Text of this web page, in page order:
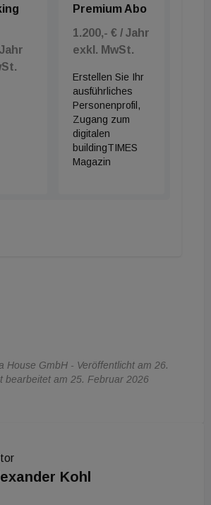
Premium Abo
1.200,- € / Jahr
exkl. MwSt.
Erstellen Sie Ihr
ausführliches
Personenprofil,
Zugang zum
digitalen
buildingTIMES
Magazin
House GmbH - Veröffentlicht am 26.
bearbeitet am 25. Februar 2026
Kohl